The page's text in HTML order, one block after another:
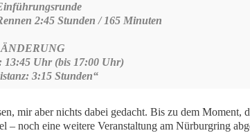
2:45 Stunden / 165 Minuten
13:45 Uhr (bis 17:00 Uhr)
3:15 Stunden“
mir aber nichts dabei gedacht. Bis zu dem Moment,
– noch eine weitere Veranstaltung am Nürburgring